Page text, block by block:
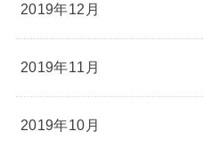
2019年12月
2019年11月
2019年10月